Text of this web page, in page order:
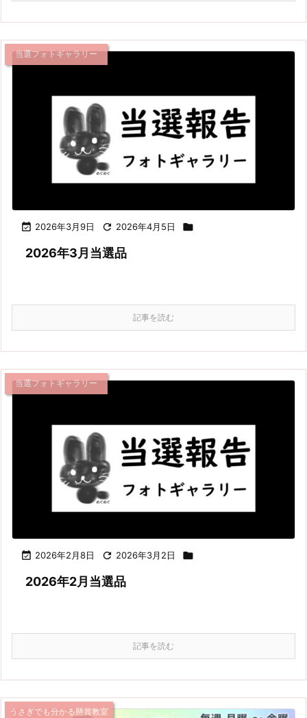
 2026年3月9日  2026年4月5日 
当選フォトギャラリー
2026年3月当選品
記事を読む
 2026年2月8日  2026年3月2日 
当選フォトギャラリー
2026年2月当選品
記事を読む
うさぎでも分かる懸賞教室